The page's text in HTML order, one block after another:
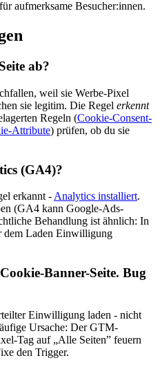
aufmerksame Besucher:innen.
ab?
weil sie Werbe-Pixel
sie legitim. Die Regel erkennt
Regeln (Cookie-Consent-
Attribute) prüfen, ob du sie
(GA4)?
erkannt - Analytics installiert.
(GA4 kann Google-Ads-
Behandlung ist ähnlich: In
dem Laden Einwilligung
Banner-Seite. Bug
Einwilligung laden - nicht
Ursache: Der GTM-
Tag auf „Alle Seiten” feuern
den Trigger.